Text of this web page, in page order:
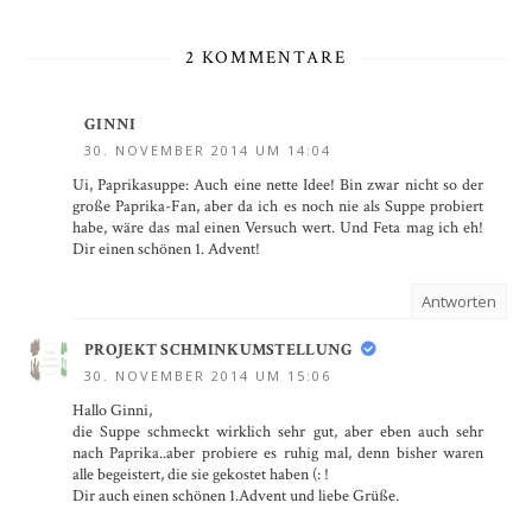
2 KOMMENTARE
GINNI
30. NOVEMBER 2014 UM 14:04
Ui, Paprikasuppe: Auch eine nette Idee! Bin zwar nicht so der
große Paprika-Fan, aber da ich es noch nie als Suppe probiert
habe, wäre das mal einen Versuch wert. Und Feta mag ich eh!
Dir einen schönen 1. Advent!
Antworten
PROJEKT SCHMINKUMSTELLUNG
30. NOVEMBER 2014 UM 15:06
Hallo Ginni,
die Suppe schmeckt wirklich sehr gut, aber eben auch sehr
nach Paprika..aber probiere es ruhig mal, denn bisher waren
alle begeistert, die sie gekostet haben (: !
Dir auch einen schönen 1.Advent und liebe Grüße.